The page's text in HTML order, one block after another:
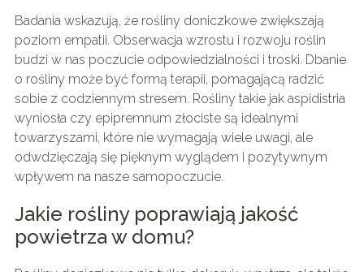
Badania wskazują, że rośliny doniczkowe zwiększają
poziom empatii. Obserwacja wzrostu i rozwoju roślin
budzi w nas poczucie odpowiedzialności i troski. Dbanie
o rośliny może być formą terapii, pomagającą radzić
sobie z codziennym stresem. Rośliny takie jak aspidistria
wyniosła czy epipremnum złociste są idealnymi
towarzyszami, które nie wymagają wiele uwagi, ale
odwdzięczają się pięknym wyglądem i pozytywnym
wpływem na nasze samopoczucie.
Jakie rośliny poprawiają jakość
powietrza w domu?